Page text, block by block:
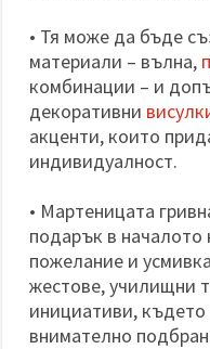
• Тя може да бъде
материали – вълна,
комбинации – и
декоративни
акценти, които
индивидуалност.
• Мартеницата
подарък в началото
пожелание и
жестове, училищни
инициативи,
внимателно